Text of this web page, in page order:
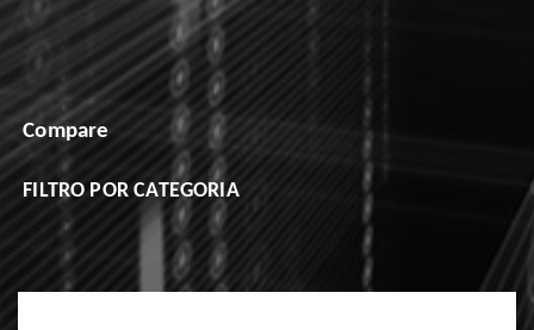
Compare
FILTRO POR CATEGORIA